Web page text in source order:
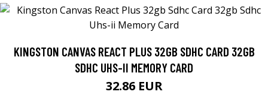
KINGSTON CANVAS REACT PLUS 32GB SDHC CARD 32GB
SDHC UHS-II MEMORY CARD
32.86 EUR